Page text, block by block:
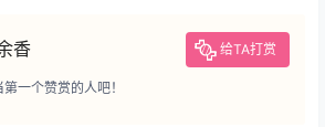
香 给TA打赏
一个赞赏的人吧！